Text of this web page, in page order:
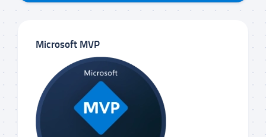
Microsoft MVP